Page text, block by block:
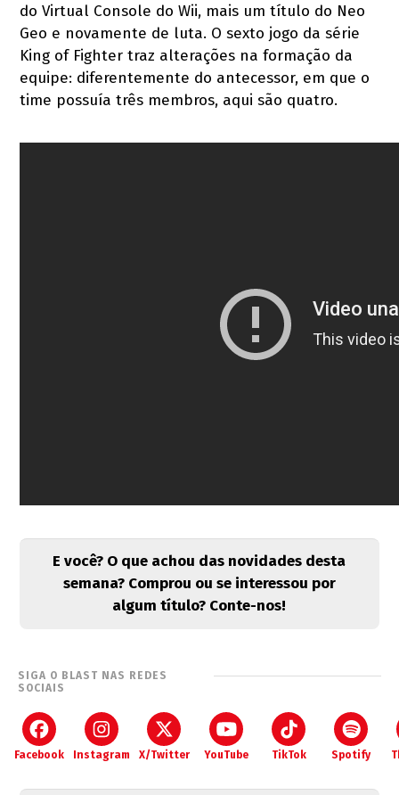
do Virtual Console do Wii, mais um título do Neo
Geo e novamente de luta. O sexto jogo da série
King of Fighter traz alterações na formação da
equipe: diferentemente do antecessor, em que o
time possuía três membros, aqui são quatro.
E você? O que achou das novidades desta
semana? Comprou ou se interessou por
algum título? Conte-nos!
SIGA O BLAST NAS REDES
SOCIAIS
Facebook Instagram X/Twitter YouTube TikTok Spotify